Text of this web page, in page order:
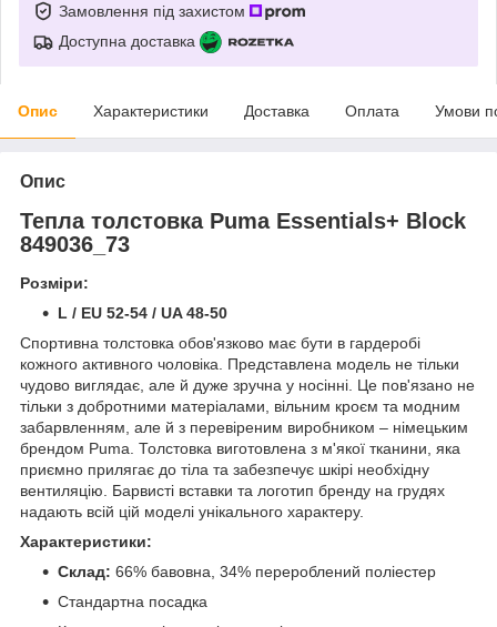
Замовлення під захистом
Доступна доставка
Опис Характеристики Доставка Оплата Умови
Опис
Тепла толстовка Puma Essentials+ Block
849036_73
Розміри:
L / EU 52-54 / UA 48-50
Спортивна толстовка обов'язково має бути в гардеробі
кожного активного чоловіка. Представлена модель не тільки
чудово виглядає, але й дуже зручна у носінні. Це пов'язано не
тільки з добротними матеріалами, вільним кроєм та модним
забарвленням, але й з перевіреним виробником – німецьким
брендом Puma. Толстовка виготовлена з м'якої тканини, яка
приємно прилягає до тіла та забезпечує шкірі необхідну
вентиляцію. Барвисті вставки та логотип бренду на грудях
надають всій цій моделі унікального характеру.
Характеристики:
Склад: 66% бавовна, 34% перероблений поліестер
Стандартна посадка